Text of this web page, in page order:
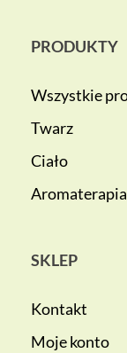
PRODUKTY
Wszystkie
Twarz
Ciało
Aromaterapia
SKLEP
Kontakt
Moje konto